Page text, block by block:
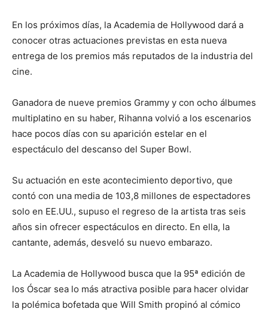
En los próximos días, la Academia de Hollywood dará a
conocer otras actuaciones previstas en esta nueva
entrega de los premios más reputados de la industria del
cine.
Ganadora de nueve premios Grammy y con ocho álbumes
multiplatino en su haber, Rihanna volvió a los escenarios
hace pocos días con su aparición estelar en el
espectáculo del descanso del Super Bowl.
Su actuación en este acontecimiento deportivo, que
contó con una media de 103,8 millones de espectadores
solo en EE.UU., supuso el regreso de la artista tras seis
años sin ofrecer espectáculos en directo. En ella, la
cantante, además, desveló su nuevo embarazo.
La Academia de Hollywood busca que la 95ª edición de
los Óscar sea lo más atractiva posible para hacer olvidar
la polémica bofetada que Will Smith propinó al cómico